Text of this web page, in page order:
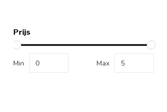
Prijs
Min Max